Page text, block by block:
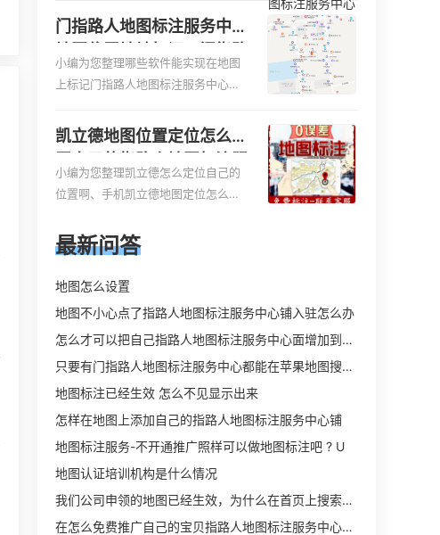
地址标记？
到门指路人地图标注服务中心办理手
续的吗、哪些软件能实现在地图上标
记门指路人地图标注服务中心位置相
关地图标注知识，详情可查看下方正
门指路人地图标注服务中心
人地图标注服务中心苹果地
小编为您整理哪些软件能实现在地图
上标记门指路人地图标注服务中心位
标注、如何创建门指路人地图标注服
务中心定位地址、如何创建门指路人
地图标注服务中心定位地址、服装门
指路人地图标注服务中心地址标注上
可查看下方正文！
凯立德地图位置定位怎么设
务中心名？凯立德地图位置
小编为您整理凯立德怎么定位自己的
位置啊、手机凯立德地图定位怎么设
己的指路人地图标注服务中心名、凯
立德手机版如何定位自己的位置，求
助、凯立德导航怎么设置指路人地图
识，详情可查看下方正文！
最新问答
地图怎么设置
地图不小心点了指路人地图标注服务中心铺入驻怎么办
怎么才可以把自己指路人地图标注服务中心面增加到吃喝玩乐上
只要有门指路人地图标注服务中心都能在苹果地图搜到吗
地图标注已经生效 怎么不见显示出来
怎样在地图上添加自己的指路人地图标注服务中心铺
地图标注服务-不开通推广照样可以做地图标注吧 ? U
地图认证培训机构是什么情况
我们公司申领的地图已经生效，为什么在首页上搜索公司全称在右侧没有地图显示
在怎么免费推广自己的宝贝指路人地图标注服务中心铺。